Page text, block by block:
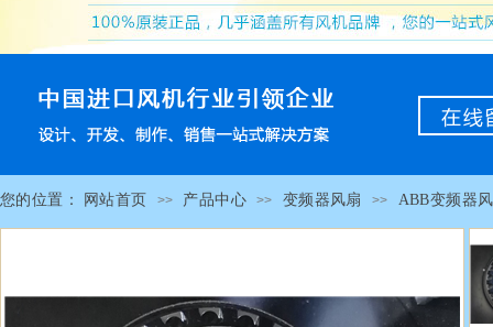
您的位置： 网站首页 >> 产品中心 >> 变频器风扇 >> ABB变频器